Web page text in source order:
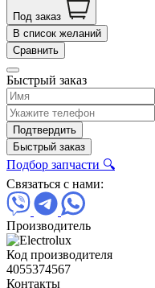
Под заказ
В список желаний
Сравнить
Быстрый заказ
Подтвердить
Быстрый заказ
Подбор запчасти 🔍
Связаться с нами:
Производитель
Код производителя
4055374567
Контакты